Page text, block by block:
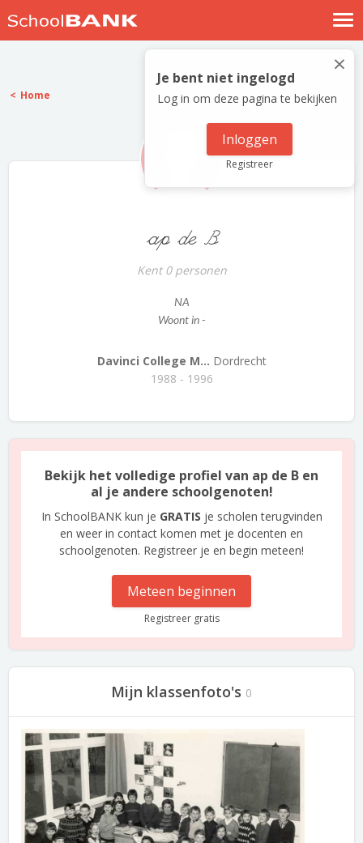
Nostalgische verhalen
Log in
Meld je gratis aan
×
Je bent niet ingelogd
Log in om deze pagina te bekijken
Inloggen
Registreer
Home
ap de B
Kent 0 personen
NA
Woont in -
Davinci College M... Dordrecht
1988 - 1996
Bekijk het volledige profiel van ap de B en
al je andere schoolgenoten!
In SchoolBANK kun je GRATIS je scholen terugvinden
en weer in contact komen met je docenten en
schoolgenoten. Registreer je en begin meteen!
Meteen beginnen
Registreer gratis
Mijn klassenfoto's 0